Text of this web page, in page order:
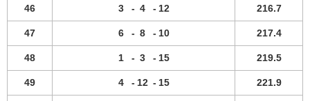
46 3 - 4 - 12 216.7
47 6 - 8 - 10 217.4
48 1 - 3 - 15 219.5
49 4 - 12 - 15 221.9